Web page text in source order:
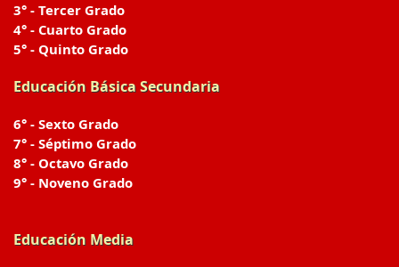
3° - Tercer Grado
4° - Cuarto Grado
5° - Quinto Grado
Educación Básica Secundaria
6° - Sexto Grado
7° - Séptimo Grado
8° - Octavo Grado
9° - Noveno Grado
Educación Media